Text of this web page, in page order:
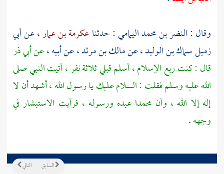
وقال :النضر بن محمد اليمامي: حدثناعكرمة بن عمار ،عنأبي
زميل سماك بن الوليد ،عنمالك بن مرثد ،عن أبيه ،عنأبي ذر
قال : كنت ربع الإسلام ، أسلم قبلي ثلاثة نفر ، أتيت النبي صلى
الله عليه وسلم فقلت : السلام عليك يا رسول الله ، أشهد أن لا
إله إلا الله ، وأن محمداعبده ورسوله ، فرأيت الاستبشار في
وجهه.
التالي السابق